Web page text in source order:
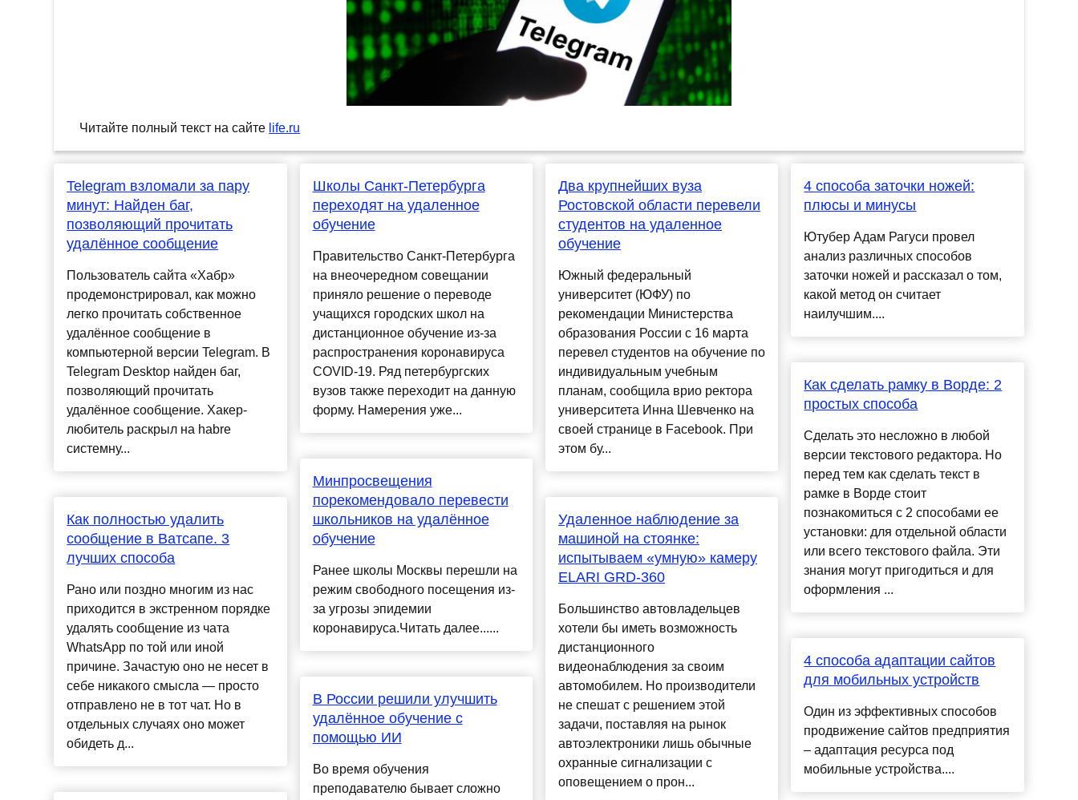
Читайте полный текст на сайте life.ru
Telegram взломали за пару
минут: Найден баг,
позволяющий прочитать
удалённое сообщение
Пользователь сайта «Хабр»
продемонстрировал, как можно
легко прочитать собственное
удалённое сообщение в
компьютерной версии Telegram. В
Telegram Desktop найден баг,
позволяющий прочитать
удалённое сообщение. Хакер-
любитель раскрыл на habre
системну...
Как полностью удалить
сообщение в Ватсапе. 3
лучших способа
Рано или поздно многим из нас
приходится в экстренном порядке
удалять сообщение из чата
WhatsApp по той или иной
причине. Зачастую оно не несет в
себе никакого смысла — просто
отправлено не в тот чат. Но в
отдельных случаях оно может
обидеть д...
Школы Санкт-Петербурга
переходят на удаленное
обучение
Правительство Санкт-Петербурга
на внеочередном совещании
приняло решение о переводе
учащихся городских школ на
дистанционное обучение из-за
распространения коронавируса
COVID-19. Ряд петербургских
вузов также переходит на данную
форму. Намерения уже...
Минпросвещения
порекомендовало перевести
школьников на удалённое
обучение
Ранее школы Москвы перешли на
режим свободного посещения из-
за угрозы эпидемии
коронавируса.Читать далее......
В России решили улучшить
удалённое обучение с
помощью ИИ
Во время обучения
преподавателю бывает сложно
Два крупнейших вуза
Ростовской области перевели
студентов на удаленное
обучение
Южный федеральный
университет (ЮФУ) по
рекомендации Министерства
образования России с 16 марта
перевел студентов на обучение по
индивидуальным учебным
планам, сообщила врио ректора
университета Инна Шевченко на
своей странице в Facebook. При
этом бу...
Удаленное наблюдение за
машиной на стоянке:
испытываем «умную» камеру
ELARI GRD-360
Большинство автовладельцев
хотели бы иметь возможность
дистанционного
видеонаблюдения за своим
автомобилем. Но производители
не спешат с решением этой
задачи, поставляя на рынок
автоэлектроники лишь обычные
охранные сигнализации с
оповещением о прон...
4 способа заточки ножей:
плюсы и минусы
Ютубер Адам Рагуси провел
анализ различных способов
заточки ножей и рассказал о том,
какой метод он считает
наилучшим....
Как сделать рамку в Ворде: 2
простых способа
Сделать это несложно в любой
версии текстового редактора. Но
перед тем как сделать текст в
рамке в Ворде стоит
познакомиться с 2 способами ее
установки: для отдельной области
или всего текстового файла. Эти
знания могут пригодиться и для
оформления ...
4 способа адаптации сайтов
для мобильных устройств
Один из эффективных способов
продвижение сайтов предприятия
– адаптация ресурса под
мобильные устройства....